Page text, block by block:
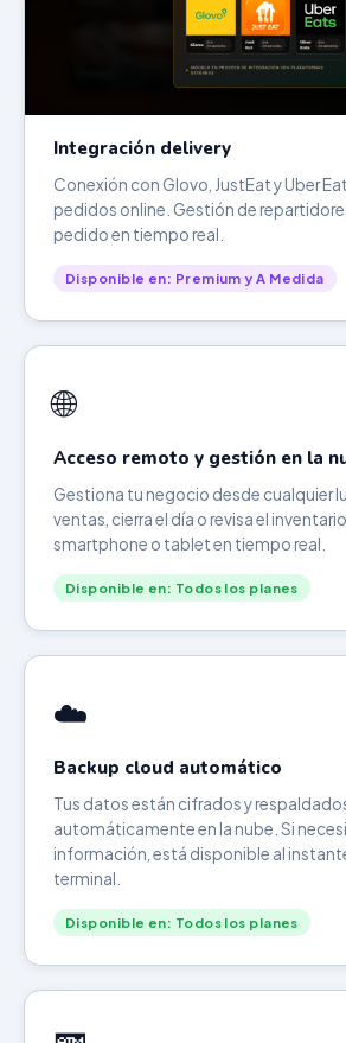
Integración delivery
Conexión con Glovo, JustEat y Uber
pedidos online. Gestión de
pedido en tiempo real.
Disponible en: Premium y A Medida
🌐
Acceso remoto y gestión en la
Gestiona tu negocio desde cualquier
ventas, cierra el día o revisa el
smartphone o tablet en tiempo real.
Disponible en: Todos los planes
☁️
Backup cloud automático
Tus datos están cifrados y
automáticamente en la nube. Si
información, está disponible al
terminal.
Disponible en: Todos los planes